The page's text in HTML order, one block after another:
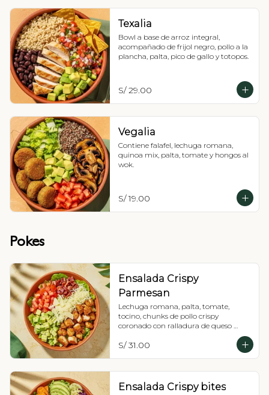
Texalia
Bowl a base de arroz integral,
acompañado de frijol negro, pollo a la
plancha, palta, pico de gallo y totopos.
S/ 29.00
Vegalia
Contiene falafel, lechuga romana,
quinoa mix, palta, tomate y hongos al
wok.
S/ 19.00
Pokes
Ensalada Crispy
Parmesan
Lechuga romana, palta, tomate,
tocino, chunks de pollo crispy
coronado con ralladura de queso
S/ 31.00
Ensalada Crispy bites